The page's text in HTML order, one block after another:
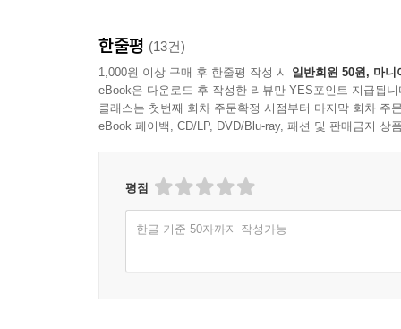
한줄평 (13건)
1,000원 이상 구매 후 한줄평 작성 시 일반회원 50원, 마니
eBook은 다운로드 후 작성한 리뷰만 YES포인트 지급됩니
클래스는 첫번째 회차 주문확정 시점부터 마지막 회차 주
eBook 페이백, CD/LP, DVD/Blu-ray, 패션 및 판매금지 상
평점
한글 기준 50자까지 작성가능